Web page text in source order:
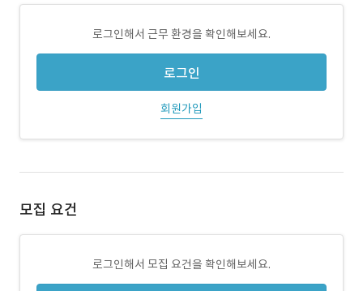
로그인해서 근무 환경을 확인해보세요.
로그인
회원가입
모집 요건
로그인해서 모집 요건을 확인해보세요.